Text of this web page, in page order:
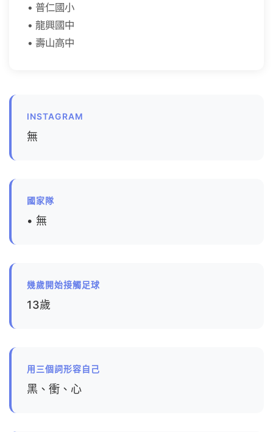
• 普仁國小
• 龍興國中
• 壽山高中
INSTAGRAM
無
國家隊
• 無
幾歲開始接觸足球
13歲
用三個詞形容自己
黑、衝、心